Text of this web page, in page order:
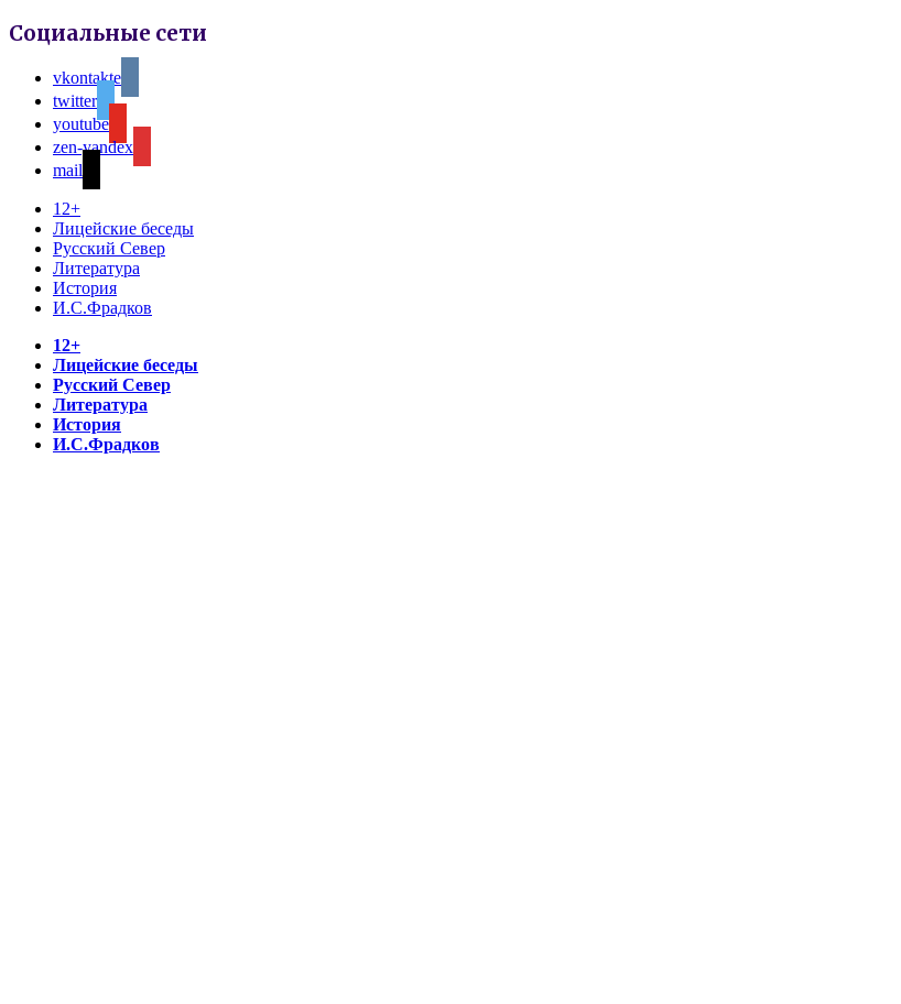
Социальные сети
vkontakte
twitter
youtube
zen-yandex
mail
12+
Лицейские беседы
Русский Север
Литература
История
И.С.Фрадков
12+
Лицейские беседы
Русский Север
Литература
История
И.С.Фрадков